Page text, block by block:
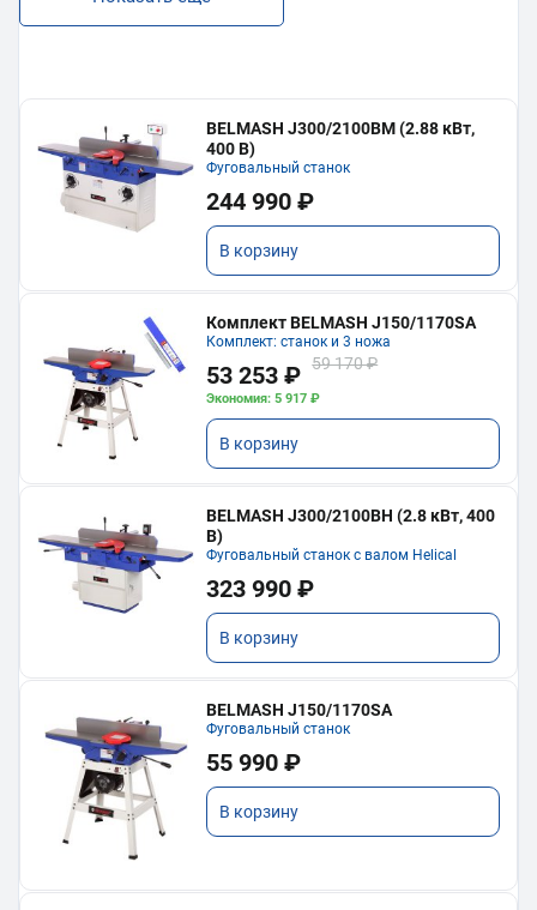
BELMASH J300/2100ВМ (2.88 кВт,
400 В)
Фуговальный станок
244 990 ₽
В корзину
Комплект BELMASH J150/1170SA
Комплект: станок и 3 ножа
53 253 ₽ 59 170 ₽
Экономия: 5 917 ₽
В корзину
BELMASH J300/2100ВH (2.8 кВт, 400
В)
Фуговальный станок с валом Helical
323 990 ₽
В корзину
BELMASH J150/1170SA
Фуговальный станок
55 990 ₽
В корзину